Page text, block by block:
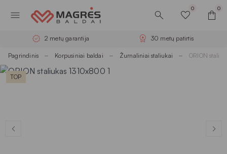
0 0
2 metų garantija 30 metų patirtis
Pagrindinis Korpusiniai baldai Žurnaliniai staliukai ORION
TOP